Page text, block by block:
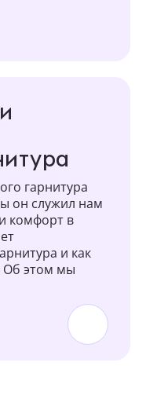
гарнитура
он служил нам
комфорт в
и как
Об этом мы